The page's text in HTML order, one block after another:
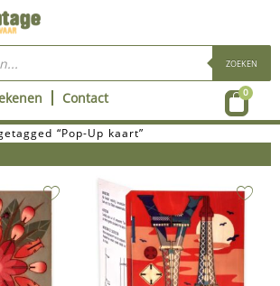
ZOEKEN
Contact 0
“Pop-Up kaart”